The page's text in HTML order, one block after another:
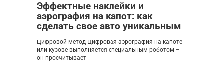
Эффектные наклейки и
аэрография на капот: как
сделать свое авто уникальным
Цифровой метод Цифровая аэрография на капоте
или кузове выполняется специальным роботом –
он просчитывает